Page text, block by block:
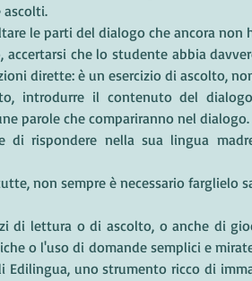
le parti del dialogo che ancora non
accertarsi che lo studente abbia
dirette: è un esercizio di ascolto,
introdurre il contenuto del
parole che compariranno nel dialogo.
di rispondere nella sua lingua
non sempre è necessario farglielo
di lettura o di ascolto, o anche di
o l'uso di domande semplici e
Edilingua, uno strumento ricco di